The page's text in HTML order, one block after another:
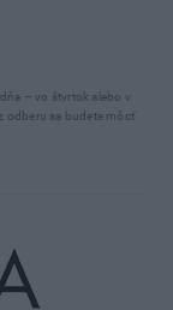
– vo štvrtok alebo v
odberu sa budete môcť